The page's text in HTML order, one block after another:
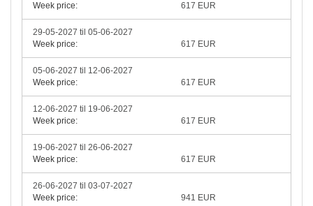
Week price:
617 EUR
29-05-2027 til 05-06-2027
Week price:
617 EUR
05-06-2027 til 12-06-2027
Week price:
617 EUR
12-06-2027 til 19-06-2027
Week price:
617 EUR
19-06-2027 til 26-06-2027
Week price:
617 EUR
26-06-2027 til 03-07-2027
Week price:
941 EUR